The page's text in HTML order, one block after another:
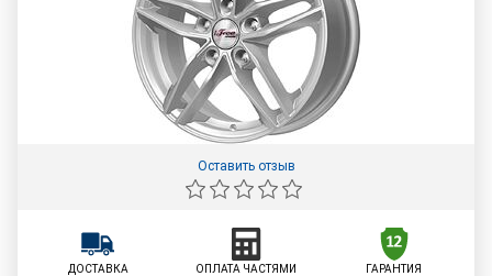
Оставить отзыв
ДОСТАВКА
ОПЛАТА ЧАСТЯМИ
ГАРАНТИЯ